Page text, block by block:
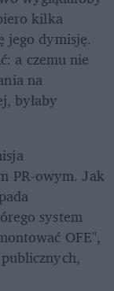
kilka
jego dymisję.
a czemu nie
na
byłaby
PR-owym. Jak
system
OFE",